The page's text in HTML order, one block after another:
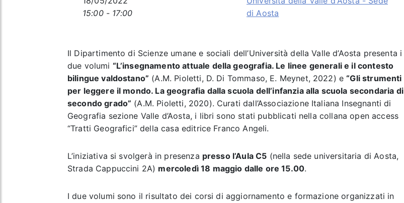
15:00 - 17:00
di Aosta
Il Dipartimento di Scienze umane e sociali dell’Università della Valle d’Aosta presenta i
due volumi “L’insegnamento attuale della geografia. Le linee generali e il contesto
bilingue valdostano” (A.M. Pioletti, D. Di Tommaso, E. Meynet, 2022) e“Gli strumenti
per leggere il mondo. La geografia dalla scuola dell’infanzia alla scuola secondaria di
secondo grado” (A.M. Pioletti, 2020). Curati dall’Associazione Italiana Insegnanti di
Geografia sezione Valle d’Aosta, i libri sono stati pubblicati nella collana open access
“Tratti Geografici” della casa editrice Franco Angeli.
L’iniziativa si svolgerà in presenza presso l’Aula C5 (nella sede universitaria di Aosta,
Strada Cappuccini 2A) mercoledì 18 maggio dalle ore 15.00.
I due volumi sono il risultato dei corsi di aggiornamento e formazione organizzati in